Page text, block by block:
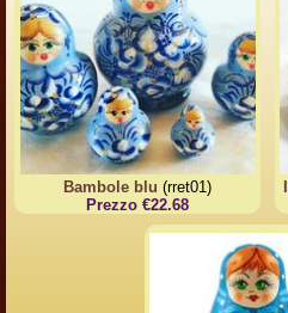
Bambole blu (rret01)
Prezzo €22.68